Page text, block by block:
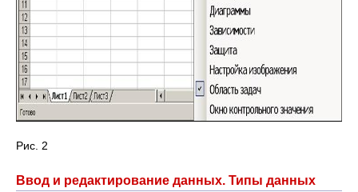
Рис. 2
Ввод и редактирование данных. Типы данных